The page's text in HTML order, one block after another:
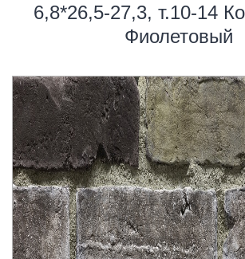
6,8*26,5-27,3, т.10-14
Фиолетовый